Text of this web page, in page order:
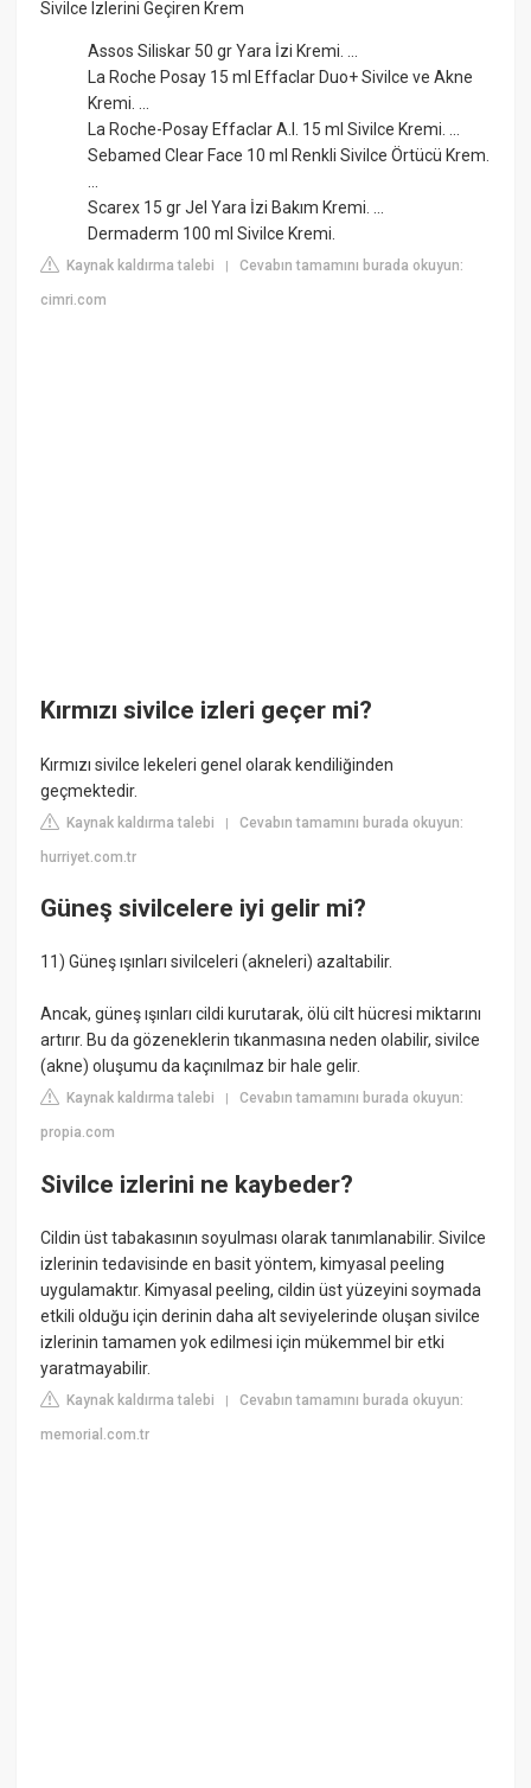
Sivilce Izlerini Geçiren Krem
Assos Siliskar 50 gr Yara İzi Kremi. ...
La Roche Posay 15 ml Effaclar Duo+ Sivilce ve Akne
Kremi. ...
La Roche-Posay Effaclar A.I. 15 ml Sivilce Kremi. ...
Sebamed Clear Face 10 ml Renkli Sivilce Örtücü Krem.
Scarex 15 gr Jel Yara İzi Bakım Kremi. ...
Dermaderm 100 ml Sivilce Kremi.
Kaynak kaldırma talebi |Cevabın tamamını burada okuyun:
cimri.com
Kırmızı sivilce izleri geçer mi?
Kırmızı sivilce lekeleri genel olarak kendiliğinden
geçmektedir.
Kaynak kaldırma talebi |Cevabın tamamını burada okuyun:
hurriyet.com.tr
Güneş sivilcelere iyi gelir mi?
11) Güneş ışınları sivilceleri (akneleri) azaltabilir.
Ancak, güneş ışınları cildi kurutarak, ölü cilt hücresi miktarını
artırır. Bu da gözeneklerin tıkanmasına neden olabilir, sivilce
(akne) oluşumu da kaçınılmaz bir hale gelir.
Kaynak kaldırma talebi |Cevabın tamamını burada okuyun:
propia.com
Sivilce izlerini ne kaybeder?
Cildin üst tabakasının soyulması olarak tanımlanabilir. Sivilce
izlerinin tedavisinde en basit yöntem, kimyasal peeling
uygulamaktır. Kimyasal peeling, cildin üst yüzeyini soymada
etkili olduğu için derinin daha alt seviyelerinde oluşan sivilce
izlerinin tamamen yok edilmesi için mükemmel bir etki
yaratmayabilir.
Kaynak kaldırma talebi |Cevabın tamamını burada okuyun:
memorial.com.tr